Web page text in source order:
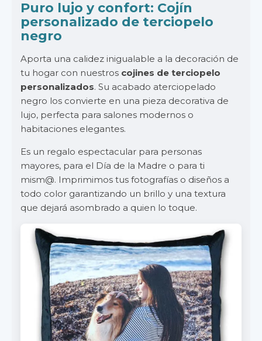
Puro lujo y confort: Cojín
personalizado de terciopelo
negro
Aporta una calidez inigualable a la decoración de
tu hogar con nuestros cojines de terciopelo
personalizados. Su acabado aterciopelado
negro los convierte en una pieza decorativa de
lujo, perfecta para salones modernos o
habitaciones elegantes.
Es un regalo espectacular para personas
mayores, para el Día de la Madre o para ti
mism@. Imprimimos tus fotografías o diseños a
todo color garantizando un brillo y una textura
que dejará asombrado a quien lo toque.